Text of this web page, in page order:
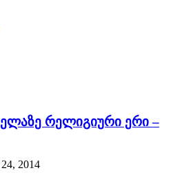
რელიგიური ერი –
2014